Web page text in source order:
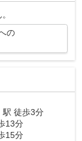
の
駅 徒歩3分
13分
15分